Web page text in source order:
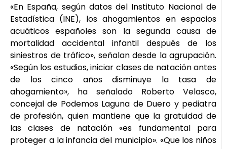
«En España, según datos del Instituto Nacional de
Estadística (INE), los ahogamientos en espacios
acuáticos españoles son la segunda causa de
mortalidad accidental infantil después de los
siniestros de tráfico», señalan desde la agrupación.
«Según los estudios, iniciar clases de natación antes
de los cinco años disminuye la tasa de
ahogamiento», ha señalado Roberto Velasco,
concejal de Podemos Laguna de Duero y pediatra
de profesión, quien mantiene que la gratuidad de
las clases de natación «es fundamental para
proteger a la infancia del municipio». «Que los niños